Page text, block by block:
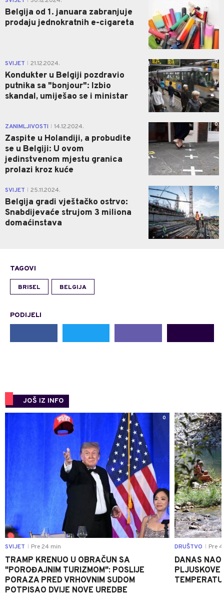
Belgija od 1. januara zabranjuje
prodaju jednokratnih e-cigareta
SVIJET 21.12.2024.
Kondukter u Belgiji pozdravio
putnika sa "bonjour": Izbio
skandal, umiješao se i ministar
0
ZANIMLJIVOSTI 14.12.2024.
Zaspite u Holandiji, a probudite
se u Belgiji: U ovom
jedinstvenom mjestu granica
prolazi kroz kuće
0
SVIJET 25.11.2024.
Belgija gradi vještačko ostrvo:
Snabdijevaće strujom 3 miliona
domaćinstava
0
TAGOVI
BRISEL BELGIJA
PODIJELI
JOŠ IZ INFO
0
SVIJET Pre 24 min
TRAMP KRENUO U OBRAČUN SA
"POROĐAJNIM TURIZMOM": POSLIJE
PORAZA PRED VRHOVNIM SUDOM
POTPISAO DVIJE NOVE UREDBE
DRUŠTVO Pre
DANAS
PLJUSKOVE